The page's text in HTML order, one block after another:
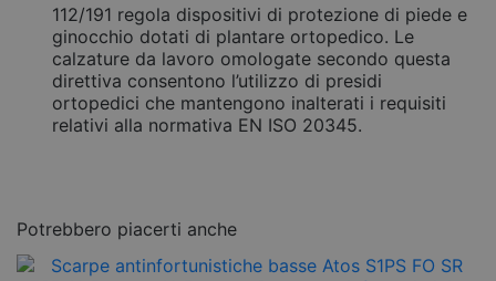
112/191 regola dispositivi di protezione di piede e
ginocchio dotati di plantare ortopedico. Le
calzature da lavoro omologate secondo questa
direttiva consentono l’utilizzo di presidi
ortopedici che mantengono inalterati i requisiti
relativi alla normativa EN ISO 20345.
Potrebbero piacerti anche